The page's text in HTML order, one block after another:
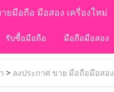
ยมือถือ มือสอง เครื่องใหม่
รับซื้อมือถือ มือถือมือสอง
> ลงประกาศ ขาย มือถือมือสอง